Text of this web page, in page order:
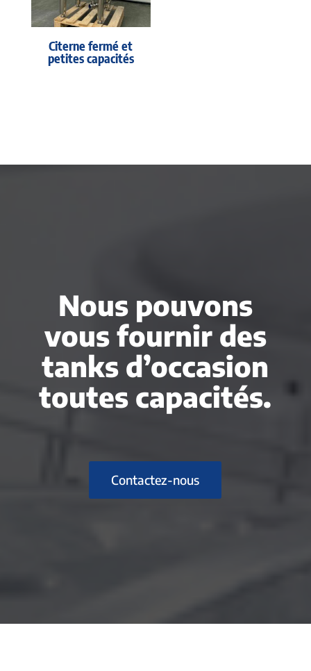
Citerne fermé et
petites capacités
Nous pouvons
vous fournir des
tanks d’occasion
toutes capacités.
Contactez-nous